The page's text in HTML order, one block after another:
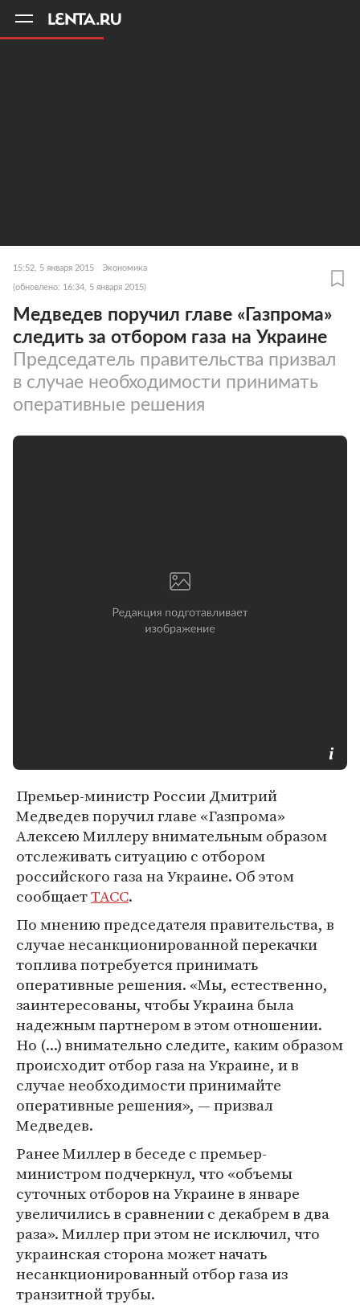
15:52, 5 января 2015 Экономика
(обновлено: 16:34, 5 января 2015)
Медведев поручил главе «Газпрома»
следить за отбором газа на Украине
Председатель правительства призвал
в случае необходимости принимать
оперативные решения
Премьер-министр России Дмитрий
Медведев поручил главе «Газпрома»
Алексею Миллеру внимательным образом
отслеживать ситуацию с отбором
российского газа на Украине. Об этом
сообщаетТАСС.
По мнению председателя правительства, в
случае несанкционированной перекачки
топлива потребуется принимать
оперативные решения. «Мы, естественно,
заинтересованы, чтобы Украина была
надежным партнером в этом отношении.
Но (...) внимательно следите, каким образом
происходит отбор газа на Украине, и в
случае необходимости принимайте
оперативные решения», — призвал
Медведев.
Ранее Миллер в беседе с премьер-
министром подчеркнул, что «объемы
суточных отборов на Украине в январе
увеличились в сравнении с декабрем в два
раза». Миллер при этом не исключил, что
украинская сторона может начать
несанкционированный отбор газа из
транзитной трубы.